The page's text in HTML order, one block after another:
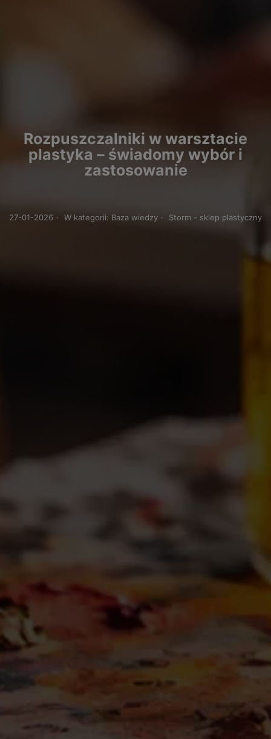
Rozpuszczalniki w warsztacie
plastyka – świadomy wybór i
zastosowanie
27-01-2026 · W kategorii: Baza wiedzy · Storm - sklep plastyczny